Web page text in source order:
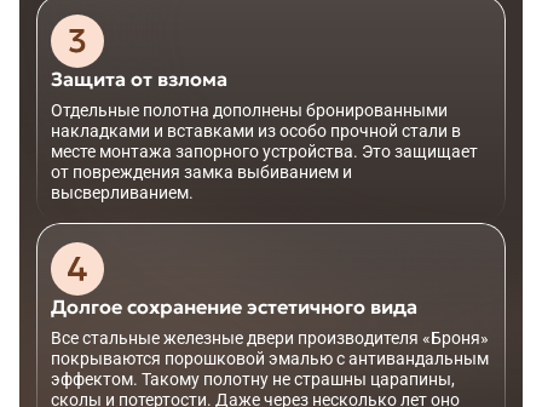
Защита от взлома
Отдельные полотна дополнены бронированными
накладками и вставками из особо прочной стали в
месте монтажа запорного устройства. Это защищает
от повреждения замка выбиванием и
высверливанием.
Долгое сохранение эстетичного вида
Все стальные железные двери производителя «Броня»
покрываются порошковой эмалью с антивандальным
эффектом. Такому полотну не страшны царапины,
сколы и потертости. Даже через несколько лет оно